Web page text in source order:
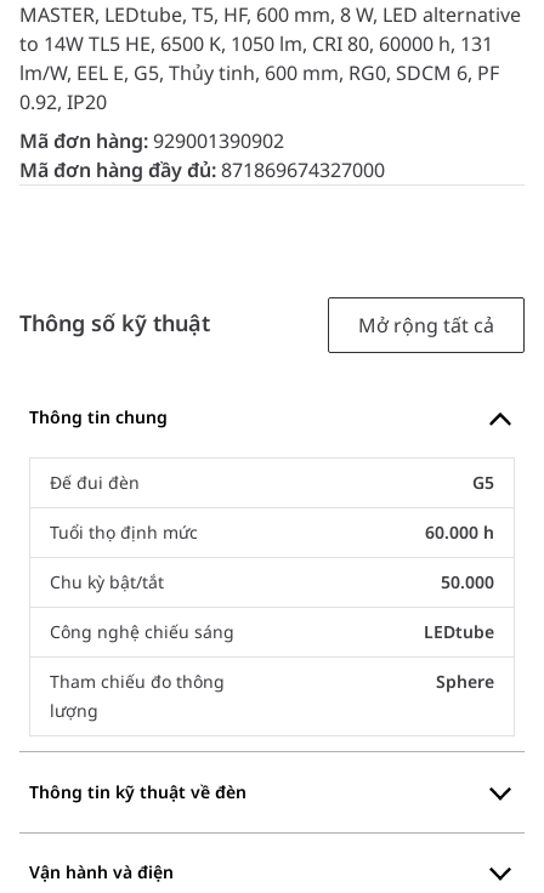
MASTER, LEDtube, T5, HF, 600 mm, 8 W, LED alternative
to 14W TL5 HE, 6500 K, 1050 lm, CRI 80, 60000 h, 131
lm/W, EEL E, G5, Thủy tinh, 600 mm, RG0, SDCM 6, PF
0.92, IP20
Mã đơn hàng:929001390902
Mã đơn hàng đầy đủ:871869674327000
Thông số kỹ thuật Mở rộng tất cả
Thông tin chung
Đế đui đèn G5
Tuổi thọ định mức 60.000 h
Chu kỳ bật/tắt 50.000
Công nghệ chiếu sáng LEDtube
Tham chiếu đo thông
lượng
Sphere
Thông tin kỹ thuật về đèn
Vận hành và điện